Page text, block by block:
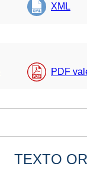
XML
PDF
TEXTO